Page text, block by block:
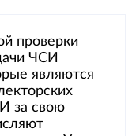
проверки
ЧСИ
являются
за свою